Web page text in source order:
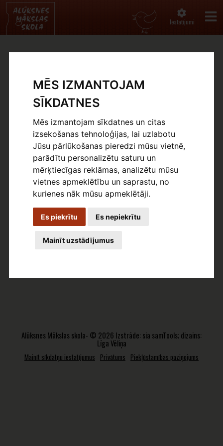
MĒS IZMANTOJAM
SĪKDATNES
Mēs izmantojam sīkdatnes un citas
izsekošanas tehnoloģijas, lai uzlabotu
Jūsu pārlūkošanas pieredzi mūsu vietnē,
parādītu personalizētu saturu un
mērķtiecīgas reklāmas, analizētu mūsu
vietnes apmeklētību un saprastu, no
kurienes nāk mūsu apmeklētāji.
Es piekrītu Es nepiekrītu
Mainīt uzstādījumus
Iestatījumi
Sākums Jaunumi
Atzīmējot Alūksnes Mākslas skolas direktora Ojāra
Vēliņa dzīves jubileju, no 20.septembra līdz 11.novembrim
darba dienās no plkst. 10.00 līdz 18.00 izstāžu zālē ir
apskatāmi trīs autoru- Līgas, Anitas un Ojāra Vēliņu
radošie darbi. Izstādes atklāšana š.g.20.septembrī 18.30.
Ieeja izstādē bez maksas.
Alūksnes Mākslas skola- © 2026 Izstrāde:sia samTools; dizains:
Līga Vēliņa
Mainīt sīkdatņu iestatījumus Privātums Piekļūstamības paziņojums